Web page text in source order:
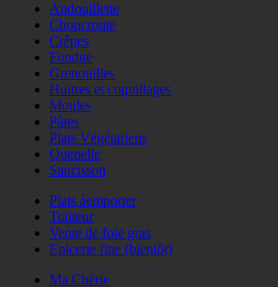
Andouillette
Choucroute
Crêpes
Fondue
Grenouilles
Huitres et coquillages
Moules
Pâtes
Plats Végétariens
Quenelle
Saucisson
Plats àemporter
Traiteur
Vente de foie gras
Epicerie fine (bientôt)
Ma Chérie